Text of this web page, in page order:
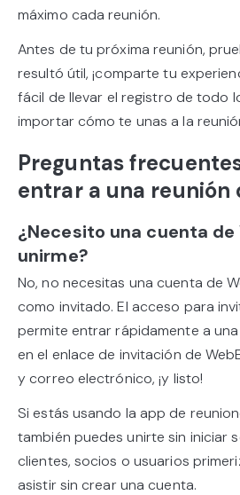
máximo cada reunión.
Antes de tu próxima reunión,
resultó útil, ¡comparte tu
fácil de llevar el registro de todo
importar cómo te unas a la
Preguntas
entrar a una reunión
¿Necesito una cuenta de
unirme?
No, no necesitas una cuenta de
como invitado. El acceso para
permite entrar rápidamente a
en el enlace de invitación de
y correo electrónico, ¡y listo!
Si estás usando la app de
también puedes unirte sin iniciar
clientes, socios o usuarios
asistir sin crear una cuenta.